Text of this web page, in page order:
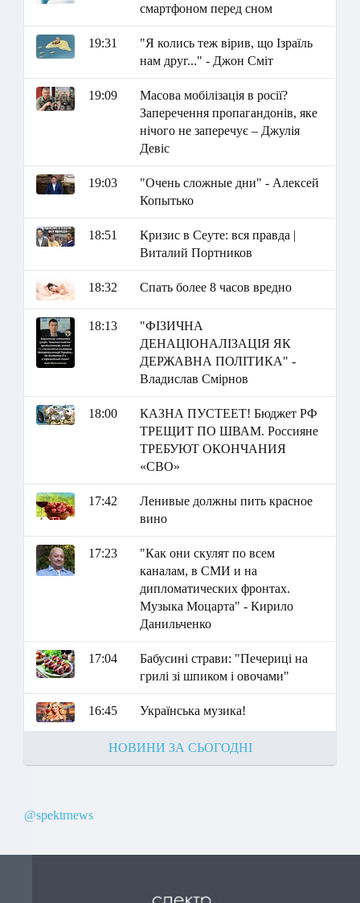
смартфоном перед сном
19:31
"Я колись теж вірив, що Ізраїль
нам друг..." - Джон Сміт
19:09
Масова мобілізація в росії?
Заперечення пропагандонів, яке
нічого не заперечує – Джулія
Девіс
19:03
"Очень сложные дни" - Алексей
Копытько
18:51
Кризис в Сеуте: вся правда |
Виталий Портников
18:32 Спать более 8 часов вредно
18:13
"ФІЗИЧНА
ДЕНАЦІОНАЛІЗАЦІЯ ЯК
ДЕРЖАВНА ПОЛІТИКА" -
Владислав Смірнов
18:00
КАЗНА ПУСТЕЕТ! Бюджет РФ
ТРЕЩИТ ПО ШВАМ. Россияне
ТРЕБУЮТ ОКОНЧАНИЯ
«СВО»
17:42
Ленивые должны пить красное
вино
17:23
"Как они скулят по всем
каналам, в СМИ и на
дипломатических фронтах.
Музыка Моцарта" - Кирило
Данильченко
17:04
Бабусині страви: "Печериці на
грилі зі шпиком і овочами"
16:45 Українська музика!
НОВИНИ ЗА СЬОГОДНІ
@spektrnews